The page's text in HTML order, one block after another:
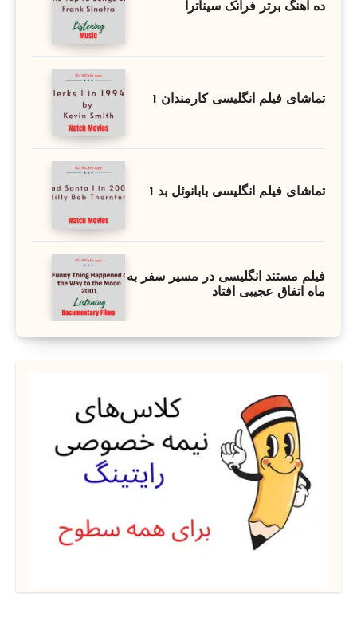
ده آهنگ برتر فرانک سیناترا
تماشای فیلم انگلیسی کارمندان 1
تماشای فیلم انگلیسی بابانوئل بد 1
فیلم مستند انگلیسی در مسیر سفر به
ماه اتفاق عجیبی افتاد